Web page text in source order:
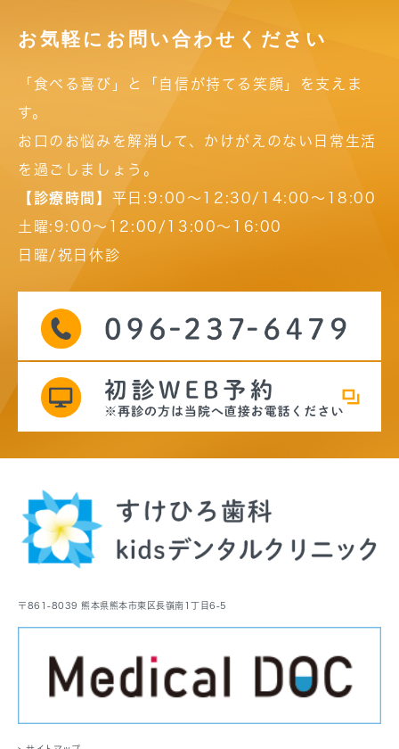
お気軽にお問い合わせください
「食べる喜び」と「自信が持てる笑顔」を支えま
す。
お口のお悩みを解消して、かけがえのない日常生活
を過ごしましょう。
【診療時間】 平日:9:00～12:30/14:00～18:00
土曜:9:00～12:00/13:00～16:00
日曜/祝日休診
〒861-8039 熊本県熊本市東区長嶺南1丁目6-5